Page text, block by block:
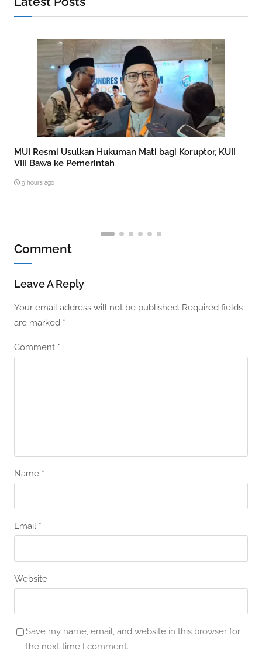
MUI Resmi Usulkan Hukuman Mati bagi Koruptor, KUII
VIII Bawa ke Pemerintah
9 hours ago
Comment
Leave A Reply
Your email address will not be published. Required fields
are marked *
Comment *
Name *
Email *
Website
Save my name, email, and website in this browser for
the next time I comment.